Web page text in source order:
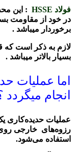
فولاد HSSE
: این
در خود از مقاومت
برخوردار میباشد .
بسیار بالاتر میباشد .
اما عملیات
انجام میگردد
عملیات حدیده‌کاری
رزوه‌های خارجی روی
استفاده می‌شود.